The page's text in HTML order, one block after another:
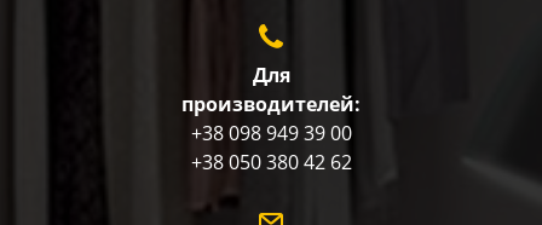
Для
производителей:
+38 098 949 39 00
+38 050 380 42 62